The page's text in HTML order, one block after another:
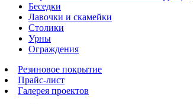
Беседки
Лавочки и скамейки
Столики
Урны
Ограждения
Резиновое покрытие
Прайс-лист
Галерея проектов